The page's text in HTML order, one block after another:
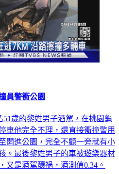
員警衝公園
51歲的黎姓男子酒駕，在桃園龜
車他完全不理，還直接衝撞警用
開進公園，完全不顧一旁就有小
。最後黎姓男子的車被遊樂器材
又是酒駕釀禍，酒測值0.34。